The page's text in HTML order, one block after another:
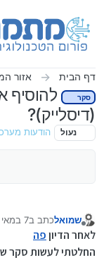
דף הבית אזור
סקר
להוסיף
(דיסלייק)?
נעול הודעות
מנותק
שמואלכתב ב7 במאי 2020, 0:50
נערך
לאחר הדיוןפה
החלטתי לעשות סקר